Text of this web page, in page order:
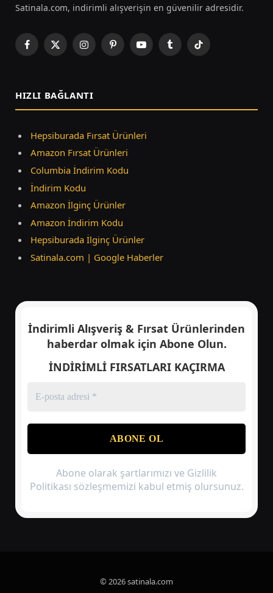
Satinala.com, indirimli alışverişin en güvenilir adresidir.
Facebook
X
InstagramPinterestYouTubeTumblrTikTok
HIZLI BAĞLANTI
Hepsiburada Fırsat Ürünleri
Amazon Fırsat Ürünleri
Columbia İndirim Kodu
İndirim Kodu
Amazon İlginç Ürünler
Amazon İndirim Kodu
Hepsiburada İlginç Ürünler
Satinala.com | Google Haberler
İndirimli Alışveriş & Fırsat Ürünlerinden
haberdar olmak için Abone Olun.
İNDİRİMLİ FIRSATLARI KAÇIRMA
Abone olarak şartlarımızı ve Gizlilik
Politikası sözleşmemizi kabul etmiş olursunuz.
© 2026 satinala.com